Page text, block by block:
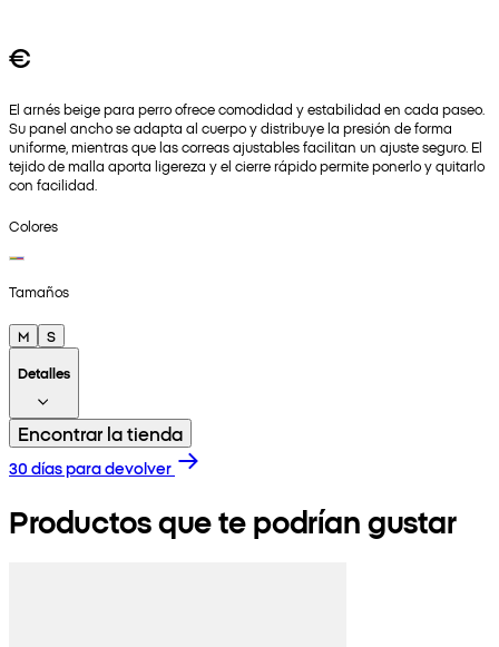
€
El arnés beige para perro ofrece comodidad y estabilidad en cada paseo.
Su panel ancho se adapta al cuerpo y distribuye la presión de forma
uniforme, mientras que las correas ajustables facilitan un ajuste seguro. El
tejido de malla aporta ligereza y el cierre rápido permite ponerlo y quitarlo
con facilidad.
Colores
Tamaños
M
S
Detalles
Encontrar la tienda
30 días para devolver
Productos que te podrían gustar